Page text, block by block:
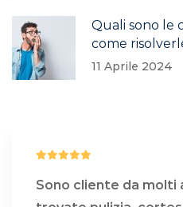
Quali sono le
come
11 Aprile 2024
Sono cliente da molti